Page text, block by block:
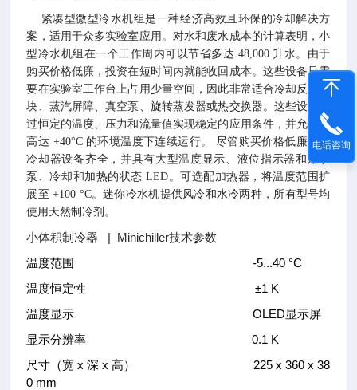
紧凑型微型冷水机组是一种经济高效且环保的冷却解决方
案，适用于众多实验室应用。对水和废水成本的计算表明，小
型冷水机组在一个工作周内可以节省多达 48,000 升水。由于
购买价格低廉，投资在短时间内就能收回成本。这些设备只需
要在实验室工作台上占用少量空间，因此非常适合冷却反应器
块、蒸汽屏障、真空泵、旋转蒸发器或热交换器。这些设备通
过恒定的温度、压力和流量值实现稳定的应用条件，并允许在
高达 +40°C 的环境温度下连续运行。 尽管购买价格低廉，但
冷却器设备齐全，并具有大型温度显示、液位指示器和用于
泵、冷却和加热的状态 LED。可选配加热器，将温度范围扩
展至 +100 °C。迷你冷水机提供风冷和水冷两种，所有型号均
使用天然制冷剂。
小体积制冷器 | Minichiller技术参数
温度范围 -5...40 °C
温度恒定性 ±1 K
温度显示 OLED显示屏
显示分辨率 0.1 K
尺寸（宽 x 深 x 高） 225 x 360 x 38
0 mm
电话咨询